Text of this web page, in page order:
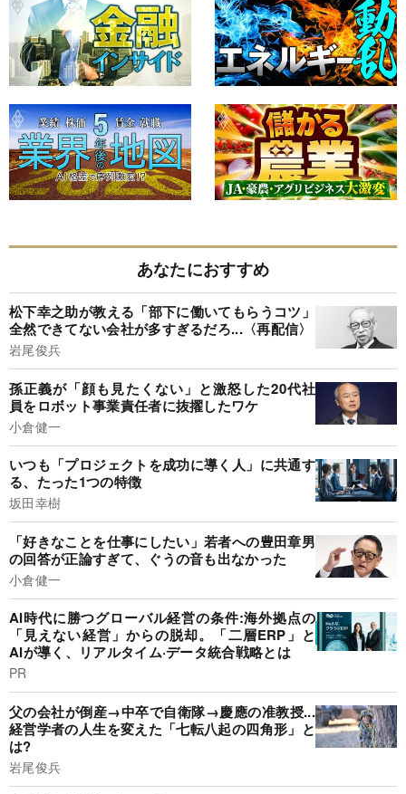
あなたにおすすめ
松下幸之助が教える「部下に働いてもらうコツ」
全然できてない会社が多すぎるだろ...〈再配信〉
岩尾俊兵
孫正義が「顔も見たくない」と激怒した20代社
員をロボット事業責任者に抜擢したワケ
小倉健一
いつも「プロジェクトを成功に導く人」に共通す
る、たった1つの特徴
坂田幸樹
「好きなことを仕事にしたい」若者への豊田章男
の回答が正論すぎて、ぐうの音も出なかった
小倉健一
AI時代に勝つグローバル経営の条件:海外拠点の
「見えない経営」からの脱却。「二層ERP」と
AIが導く、リアルタイム·データ統合戦略とは
PR
父の会社が倒産→中卒で自衛隊→慶應の准教授...
経営学者の人生を変えた「七転八起の四角形」と
は?
岩尾俊兵